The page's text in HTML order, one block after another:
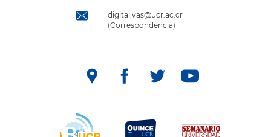
digital.vas@ucr.ac.cr
(Correspondencia)